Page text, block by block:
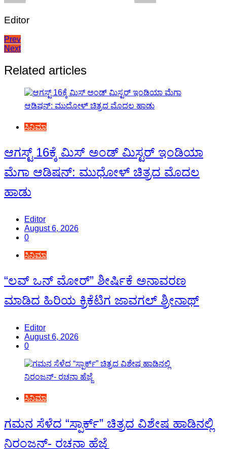
Editor
Post
navigation
Prev
Next
Related articles
ಸಿನಿಮಾ
ಆಗಸ್ಟ್ 16ಕ್ಕೆ ಮಿಸ್ ಅಂಡ್ ಮಿಸ್ಟರ್ ಇಂಡಿಯಾ
ಮೆಗಾ ಆಡಿಷನ್: ಮುಧೋಳ್ ಚಿತ್ರದ ಮೊದಲ
ಹಾಡು
Editor
August 6, 2026
0
ಸಿನಿಮಾ
“ಲವ್ ಒನ್ ಮೋರ್” ಶೀರ್ಷಿಕೆ ಅನಾವರಣ
ಮಾಡಿದ ಹಿರಿಯ ಕ್ರಿಕೆಟಿಗ ಜಾವಗಲ್ ಶ್ರೀನಾಥ್
Editor
August 6, 2026
0
ಸಿನಿಮಾ
ಗಮನ ಸೆಳೆದ “ಸ್ಪಾರ್ಕ್” ಚಿತ್ರದ ವಿಶೇಷ ಹಾಡಿನಲ್ಲಿ
ನಿರಂಜನ್- ರಚನಾ ಹೆಜ್ಜೆ